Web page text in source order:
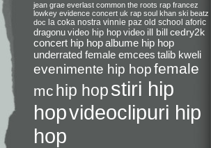
jean grae everlast common the roots rap francez
lowkey evidence concert uk rap soul khan ski beatz
doc la coka nostra vinnie paz old school aforic
dragonu video hip hop video ill bill cedry2k
concert hip hopalbume hip hop
underrated female emcees talib kweli
evenimente hip hopfemale
mc hip hopstiri hip
hopvideoclipuri hip
hop